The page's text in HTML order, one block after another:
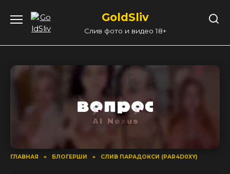
содержанию
GoldSliv
Слив фото и видео 18+
ГЛАВНАЯ » БЛОГЕРШИ » СЛИВ ПАРАДОКСИ (PAR4D0XY)